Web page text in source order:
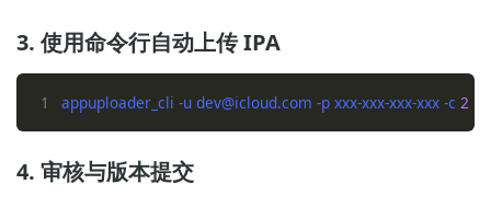
3. 使用命令行自动上传 IPA
1 appuploader_cli -u dev@icloud.com -p xxx-xxx-xxx-xxx -c 2
4. 审核与版本提交